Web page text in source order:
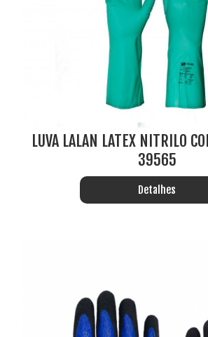
LUVA LALAN LATEX NITRILO
39565
Detalhes